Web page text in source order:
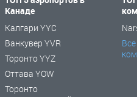
Канаде
Калгари YYC
Ванкувер YVR
Торонто YYZ
Оттава YOW
Торонто